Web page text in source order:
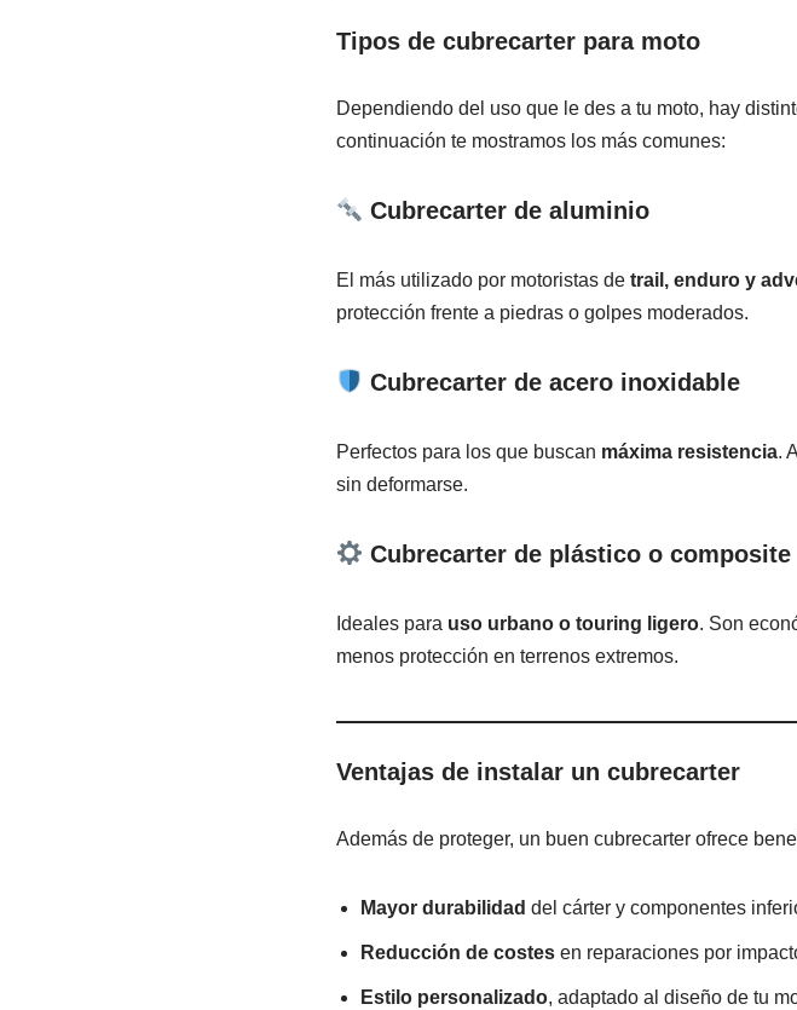
Tipos de cubrecarter para moto
Dependiendo del uso que le des a tu moto, hay
continuación te mostramos los más comunes:
Cubrecarter de aluminio
El más utilizado por motoristas de trail, enduro y
protección frente a piedras o golpes moderados.
Cubrecarter de acero inoxidable
Perfectos para los que buscan máxima resistencia.
sin deformarse.
Cubrecarter de plástico o composite
Ideales para uso urbano o touring ligero. Son
menos protección en terrenos extremos.
Ventajas de instalar un cubrecarter
Además de proteger, un buen cubrecarter ofrece
Mayor durabilidad del cárter y componentes
Reducción de costesen reparaciones por
Estilo personalizado, adaptado al diseño de tu